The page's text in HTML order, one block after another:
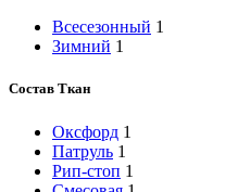
Всесезонный 1
Зимний 1
Состав Ткан
Оксфорд 1
Патруль 1
Рип-стоп 1